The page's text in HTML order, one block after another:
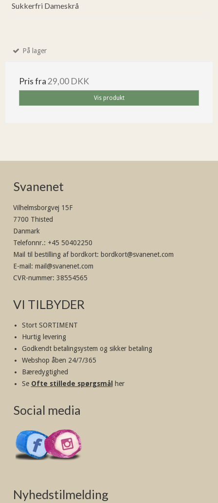
Sukkerfri Dameskrå
På lager
Pris fra 29,00 DKK
Vis produkt
Svanenet
Vilhelmsborgvej 15F
7700 Thisted
Danmark
Telefonnr.: +45 50402250
Mail til bestilling af bordkort: bordkort@svanenet.com
E-mail: mail@svanenet.com
CVR-nummer: 38554565
VI TILBYDER
Stort SORTIMENT
Hurtig levering
Godkendt betalingsystem og sikker betaling
Webshop åben 24/7/365
Bæredygtighed
Se Ofte stillede spørgsmål her
Social media
Nyhedstilmelding